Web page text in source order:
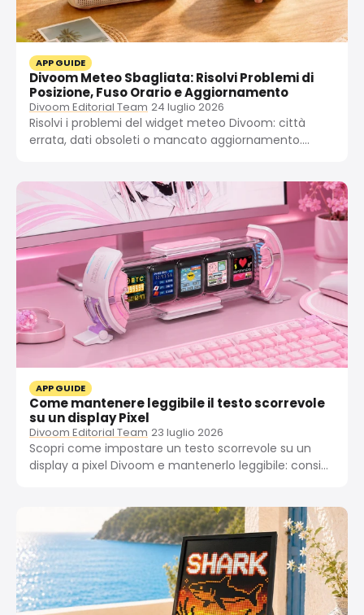
APP GUIDE
Divoom Meteo Sbagliata: Risolvi Problemi di
Posizione, Fuso Orario e Aggiornamento
Divoom Editorial Team 24 luglio 2026
Risolvi i problemi del widget meteo Divoom: città
errata, dati obsoleti o mancato aggiornamento.
APP GUIDE
Come mantenere leggibile il testo scorrevole
su un display Pixel
Divoom Editorial Team 23 luglio 2026
Scopri come impostare un testo scorrevole su un
display a pixel Divoom e mantenerlo leggibile: consigli